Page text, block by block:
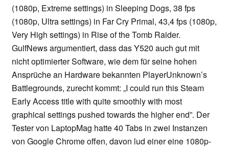
(1080p, Extreme settings) in Sleeping Dogs, 38 fps
(1080p, Ultra settings) in Far Cry Primal, 43,4 fps (1080p,
Very High settings) in Rise of the Tomb Raider.
GulfNews argumentiert, dass das Y520 auch gut mit
nicht optimierter Software, wie dem für seine hohen
Ansprüche an Hardware bekannten PlayerUnknown’s
Battlegrounds, zurecht kommt: „I could run this Steam
Early Access title with quite smoothly with most
graphical settings pushed towards the higher end”. Der
Tester von LaptopMag hatte 40 Tabs in zwei Instanzen
von Google Chrome offen, davon lud einer eine 1080p-